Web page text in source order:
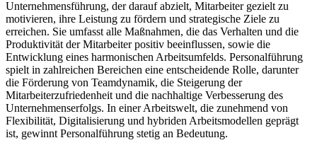
Unternehmensführung, der darauf abzielt, Mitarbeiter gezielt zu
motivieren, ihre Leistung zu fördern und strategische Ziele zu
erreichen. Sie umfasst alle Maßnahmen, die das Verhalten und die
Produktivität der Mitarbeiter positiv beeinflussen, sowie die
Entwicklung eines harmonischen Arbeitsumfelds. Personalführung
spielt in zahlreichen Bereichen eine entscheidende Rolle, darunter
die Förderung von Teamdynamik, die Steigerung der
Mitarbeiterzufriedenheit und die nachhaltige Verbesserung des
Unternehmenserfolgs. In einer Arbeitswelt, die zunehmend von
Flexibilität, Digitalisierung und hybriden Arbeitsmodellen geprägt
ist, gewinnt Personalführung stetig an Bedeutung.